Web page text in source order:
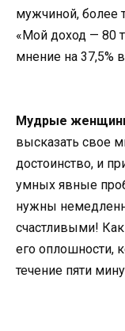
мужчиной, более
«Мой доход — 80
мнение на 37,5%
Мудрые
высказать свое
достоинство, и
умных явные
нужны
счастливыми!
его оплошности,
течение пяти